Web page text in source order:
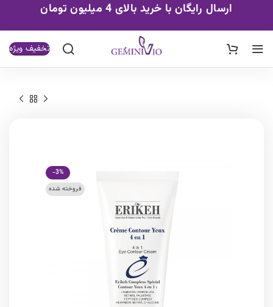
ارسال رایگان با خرید بالای 4 میلیون تومان
تخفیف ویژه
-3%
فروخته شده